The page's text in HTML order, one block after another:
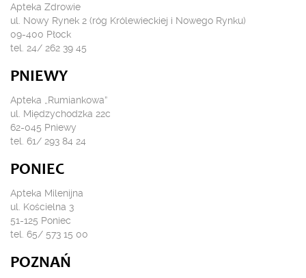
Apteka Zdrowie
ul. Nowy Rynek 2 (róg Królewieckiej i Nowego Rynku)
09-400 Płock
tel. 24/ 262 39 45
PNIEWY
Apteka „Rumiankowa”
ul. Międzychodzka 22c
62-045 Pniewy
tel. 61/ 293 84 24
PONIEC
Apteka Milenijna
ul. Kościelna 3
51-125 Poniec
tel. 65/ 573 15 00
POZNAŃ